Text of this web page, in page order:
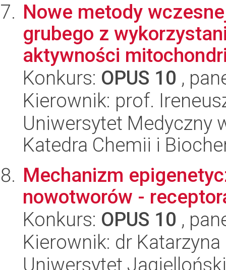
Nowe metody
grubego z
aktywności
Konkurs: OPUS 10 ,
Kierownik: prof.
Uniwersytet Medyczny
Katedra Chemii i
Mechanizm
nowotworów -
Konkurs: OPUS 10 ,
Kierownik: dr Katarzyna
Uniwersytet